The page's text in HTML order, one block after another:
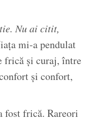
Nu ai citit,
mi-a pendulat
frică și curaj, între
și confort,
fost frică. Rareori